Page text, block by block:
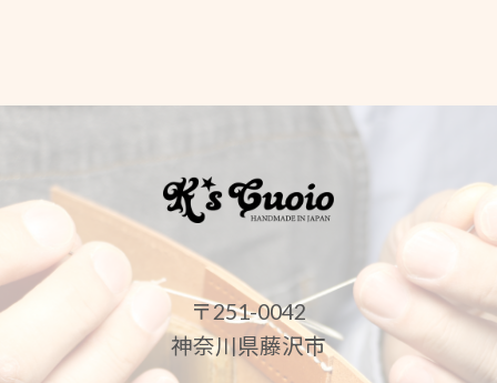
〒251-0042
神奈川県藤沢市